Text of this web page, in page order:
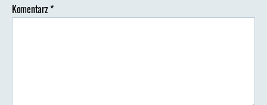
Komentarz*